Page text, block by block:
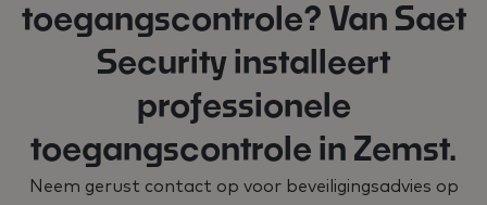
toegangscontrole? Van Saet
Security installeert
professionele
toegangscontrole in Zemst.
Neem gerust contact op voor beveiligingsadvies op